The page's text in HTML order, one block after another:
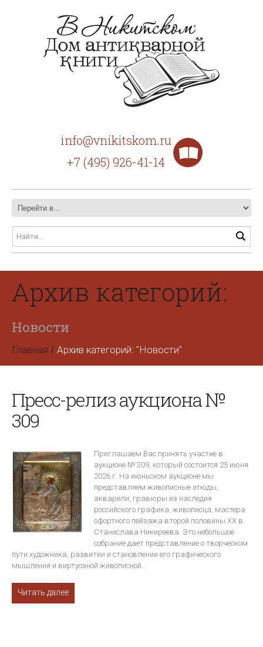
info@vnikitskom.ru
+7 (495) 926-41-14
Архив категорий:
Новости
Главная Архив категорий: "Новости"
Пресс-релиз аукциона №
309
Приглашаем Вас принять участие в
аукционе № 309, который состоится 25 июня
2026 г. На июньском аукционе мы
представляем живописные этюды,
акварели, гравюры из наследия
российского графика, живописца, мастера
офортного пейзажа второй половины ХХ в.
Станислава Никиреева. Это небольшое
собрание дает представление о творческом
пути художника, развитии и становлении его графического
мышления и виртуозной живописной…
Читать далее